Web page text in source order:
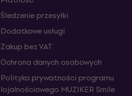
Śledzenie przesyłki
Dodatkowe usługi
Zakup bez VAT
Ochrona danych osobowych
Polityka prywatności programu
lojalnościowego MUZIKER Smile